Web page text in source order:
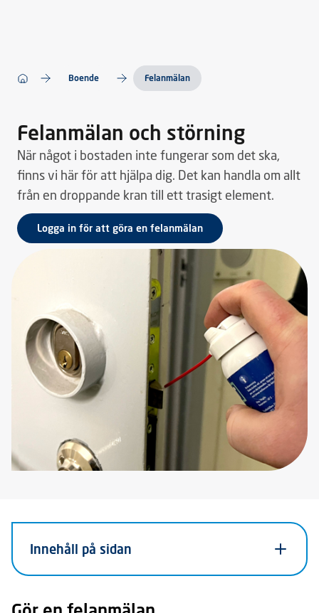
Boende Felanmälan
Felanmälan och störning
När något i bostaden inte fungerar som det ska,
finns vi här för att hjälpa dig. Det kan handla om allt
från en droppande kran till ett trasigt element.
Logga in för att göra en felanmälan
Innehåll på sidan